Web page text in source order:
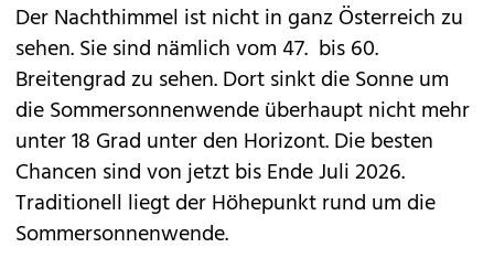
Der Nachthimmel ist nicht in ganz Österreich zu
sehen. Sie sind nämlich vom 47. bis 60.
Breitengrad zu sehen. Dort sinkt die Sonne um
die Sommersonnenwende überhaupt nicht mehr
unter 18 Grad unter den Horizont. Die besten
Chancen sind von jetzt bis Ende Juli 2026.
Traditionell liegt der Höhepunkt rund um die
Sommersonnenwende.